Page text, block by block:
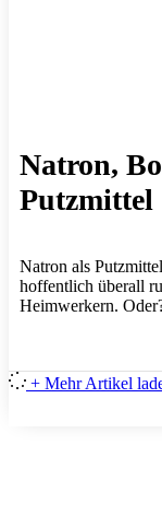
Natron,
Putzmittel
Natron als
hoffentlich überall
Heimwerkern.
+ Mehr Artikel